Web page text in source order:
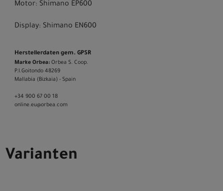
Motor: Shimano EP600
Display: Shimano EN600
Herstellerdaten gem. GPSR
Marke Orbea: Orbea S. Coop.
P.I.Goitondo 48269
Mallabia (Bizkaia) - Spain
+34 900 67 00 18
online.eu@orbea.com
Varianten